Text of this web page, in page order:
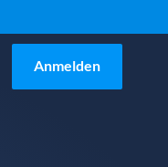
Anmelden